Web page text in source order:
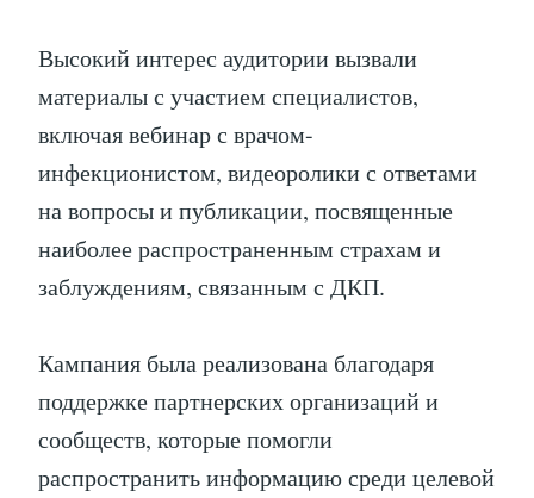
Высокий интерес аудитории вызвали
материалы с участием специалистов,
включая вебинар с врачом-
инфекционистом, видеоролики с ответами
на вопросы и публикации, посвященные
наиболее распространенным страхам и
заблуждениям, связанным с ДКП.
Кампания была реализована благодаря
поддержке партнерских организаций и
сообществ, которые помогли
распространить информацию среди целевой